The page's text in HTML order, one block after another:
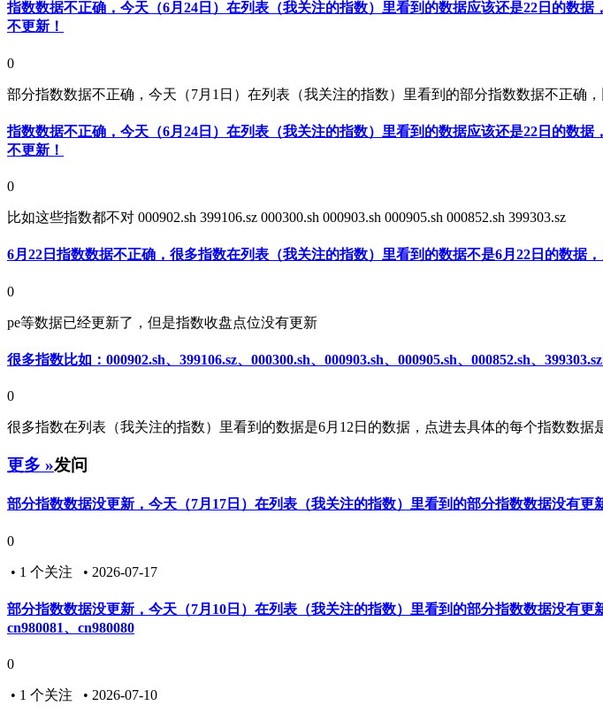
指数数据不正确，今天（6月24日）在列表（我关注的指数）里看到的数据应该还是22日的数
不更新！
0
部分指数数据不正确，今天（7月1日）在列表（我关注的指数）里看到的部分指数数据不正确，
指数数据不正确，今天（6月24日）在列表（我关注的指数）里看到的数据应该还是22日的数
不更新！
0
比如这些指数都不对 000902.sh 399106.sz 000300.sh 000903.sh 000905.sh 000852.sh 399303.sz
6月22日指数数据不正确，很多指数在列表（我关注的指数）里看到的数据不是6月22日的数据
0
pe等数据已经更新了，但是指数收盘点位没有更新
很多指数比如：000902.sh、399106.sz、000300.sh、000903.sh、000905.sh、000852.sh、
0
很多指数在列表（我关注的指数）里看到的数据是6月12日的数据，点进去具体的每个指数数
更多 »发问
部分指数数据没更新，今天（7月17日）在列表（我关注的指数）里看到的部分指数数据没有
0
• 1 个关注 • 2026-07-17
部分指数数据没更新，今天（7月10日）在列表（我关注的指数）里看到的部分指数数据没有
cn980081、cn980080
0
• 1 个关注 • 2026-07-10